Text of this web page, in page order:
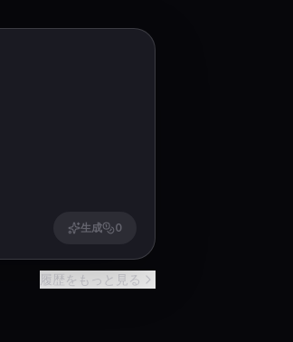
生成 0
履歴をもっと見る